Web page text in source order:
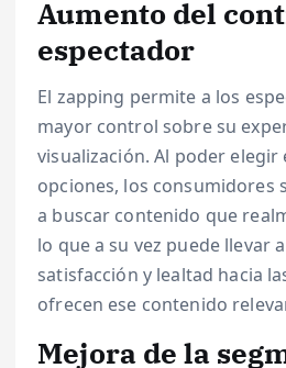
Aumento del
espectador
El zapping permite a los
mayor control sobre su
visualización. Al poder
opciones, los consumidores
a buscar contenido que
lo que a su vez puede llevar
satisfacción y lealtad hacia
ofrecen ese contenido
Mejora de la